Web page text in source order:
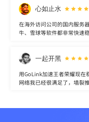
心如止水
在海外访问公司的国内服务
牛、雪球等软件都非常快速
一起开黑
用GoLink加速王者荣耀现在
网络我已经很满足了，墙裂